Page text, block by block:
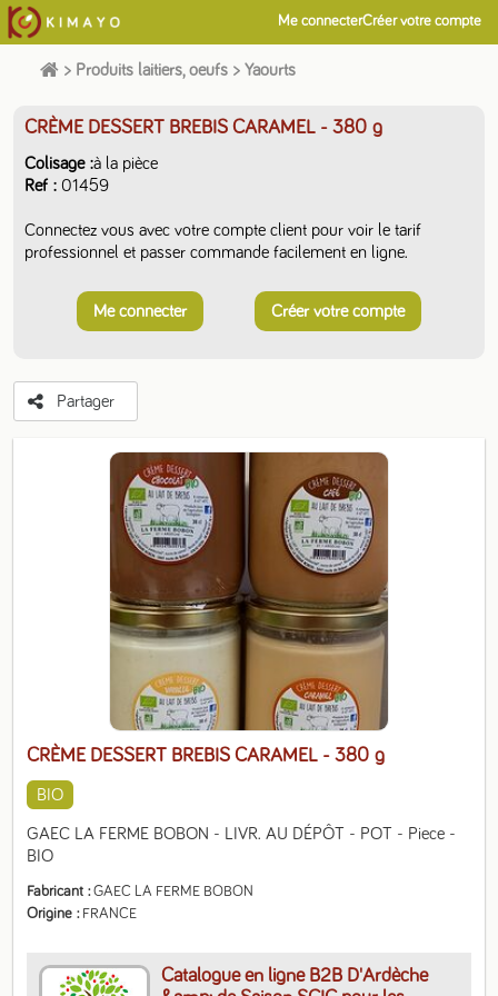
Me connecterCréer votre compte
> Produits laitiers, oeufs > Yaourts
CRÈME DESSERT BREBIS CARAMEL - 380 g
BIO
GAEC LA FERME BOBON - LIVR. AU DÉPÔT - POT - Piece -
BIO
Fabricant
GAEC LA FERME BOBON
Origine
FRANCE
Catalogue en ligne B2B D'Ardèche
CRÈME DESSERT BREBIS CARAMEL - 380 g
Colisage à la pièce
Ref
01459
Connectez vous avec votre compte client pour voir le tarif
professionnel et passer commande facilement en ligne.
Me connecter Créer votre compte
Partager